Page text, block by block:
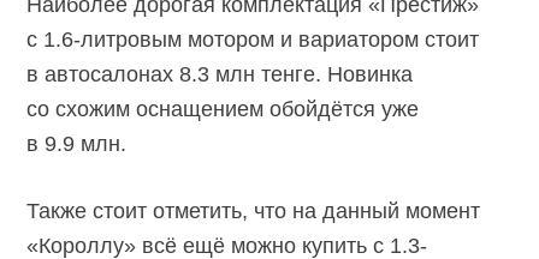
с 1.6-литровым мотором и вариатором стоит
в автосалонах 8.3 млн тенге. Новинка
со схожим оснащением обойдётся уже
в 9.9 млн.
Также стоит отметить, что на данный момент
«Короллу» всё ещё можно купить с 1.3-